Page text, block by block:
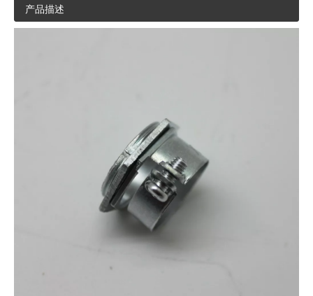
产品描述